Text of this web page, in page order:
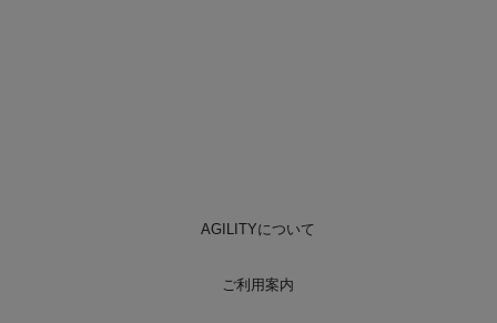
AGILITYについて
ご利用案内